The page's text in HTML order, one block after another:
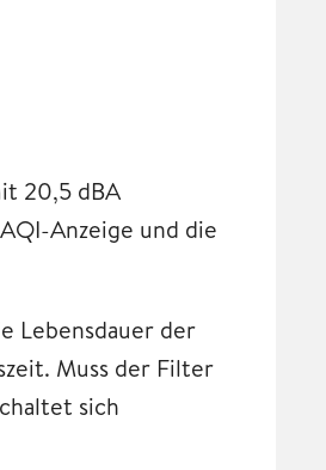
20,5 dBA
Anzeige und die
Lebensdauer der
Muss der Filter
sich